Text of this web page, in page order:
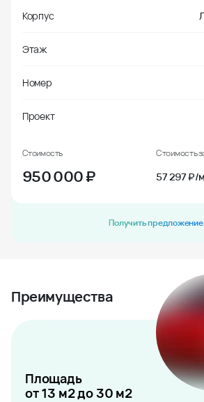
Корпус
Этаж
Номер
Проект
Стоимость
950 000₽
Стоимость
57 297 ₽/
Получить предложение
Преимущества
Площадь
от 13 м2 до 30 м2